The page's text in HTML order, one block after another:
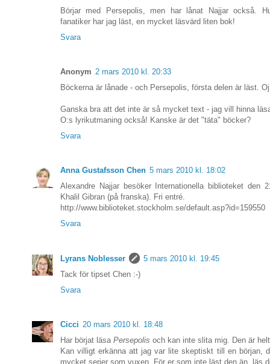
Börjar med Persepolis, men har lånat Najjar också.
fanatiker har jag läst, en mycket läsvärd liten bok!
Svara
Anonym 2 mars 2010 kl. 20:33
Böckerna är lånade - och Persepolis, första delen är läst.
Ganska bra att det inte är så mycket text - jag vill hinna
O:s lyrikutmaning också! Kanske är det "täta" böcker?
Svara
Anna Gustafsson Chen 5 mars 2010 kl. 18:02
Alexandre Najjar besöker Internationella biblioteket den
Khalil Gibran (på franska). Fri entré.
http://www.biblioteket.stockholm.se/default.asp?id=159550
Svara
Lyrans Noblesser
5 mars 2010 kl. 19:45
Tack för tipset Chen :-)
Svara
Cicci 20 mars 2010 kl. 18:48
Har börjat läsa Persepolis och kan inte slita mig. Den är
Kan villigt erkänna att jag var lite skeptiskt till en början,
mycket serier som vuxen. För er som inte läst den än, läs